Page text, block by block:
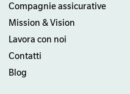
Compagnie assicurative
Mission & Vision
Lavora con noi
Contatti
Blog